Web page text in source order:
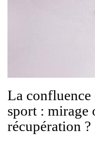
La confluence
sport : mirage
récupération ?